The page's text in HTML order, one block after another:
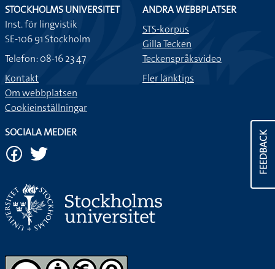
FEEDBACK
STOCKHOLMS UNIVERSITET
Inst. för lingvistik
SE-106 91 Stockholm
Telefon: 08-16 23 47
Kontakt
Om webbplatsen
Cookieinställningar
ANDRA WEBBPLATSER
STS-korpus
Gilla Tecken
Teckenspråksvideo
Fler länktips
SOCIALA MEDIER